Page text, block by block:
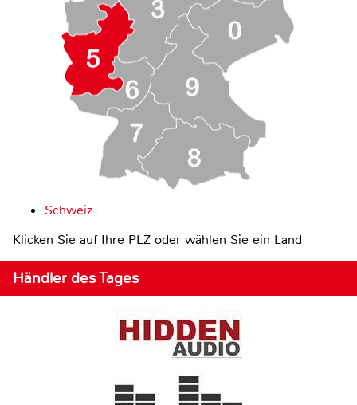
Schweiz
Klicken Sie auf Ihre PLZ oder wählen Sie ein Land
Händler des Tages